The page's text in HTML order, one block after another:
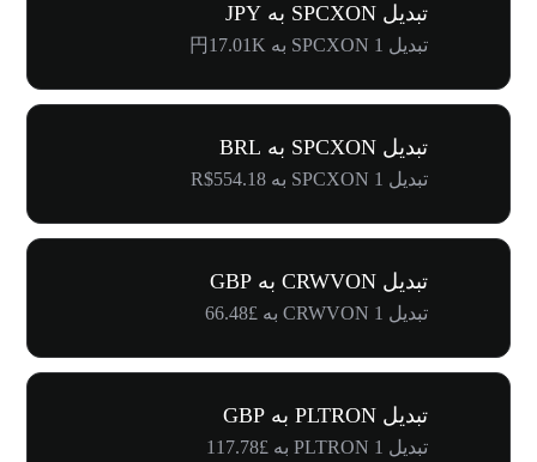
تبدیل SPCXON به JPY
تبدیل 1 SPCXON به 円17.01K
تبدیل SPCXON به BRL
تبدیل 1 SPCXON به R$554.18
تبدیل CRWVON به GBP
تبدیل 1 CRWVON به £66.48
تبدیل PLTRON به GBP
تبدیل 1 PLTRON به £117.78